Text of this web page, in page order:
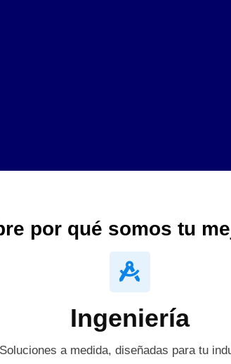
por qué somos tu
Ingeniería
Soluciones a medida, diseñadas para tu